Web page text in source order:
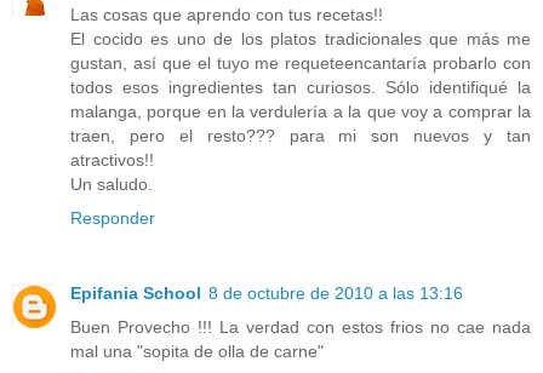
Las cosas que aprendo con tus recetas!!
El cocido es uno de los platos tradicionales que más me
gustan, así que el tuyo me requeteencantaría probarlo con
todos esos ingredientes tan curiosos. Sólo identifiqué la
malanga, porque en la verdulería a la que voy a comprar la
traen, pero el resto??? para mi son nuevos y tan
atractivos!!
Un saludo.
Responder
Epifania School 8 de octubre de 2010 a las 13:16
Buen Provecho !!! La verdad con estos frios no cae nada
mal una "sopita de olla de carne"